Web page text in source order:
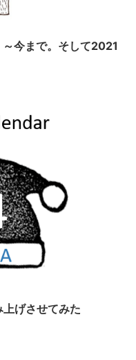
今まで。そして2021
げさせてみた